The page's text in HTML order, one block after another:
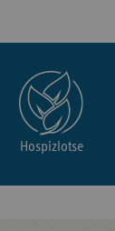
Hospizlotse